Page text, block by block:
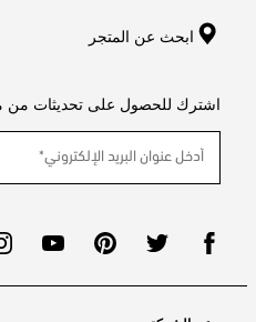
ابحث عن المتجر
اشترك للحصول على تحديثات من